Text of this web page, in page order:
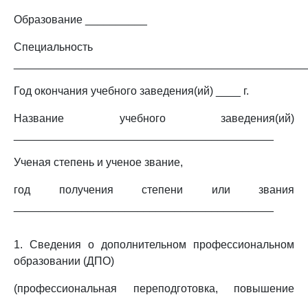
Образование __________
Специальность
Год окончания учебного заведения(ий) ____ г.
Название учебного заведения(ий)
Ученая степень и ученое звание,
год получения степени или звания
1. Сведения о дополнительном профессиональном
образовании (ДПО)
(профессиональная переподготовка, повышение